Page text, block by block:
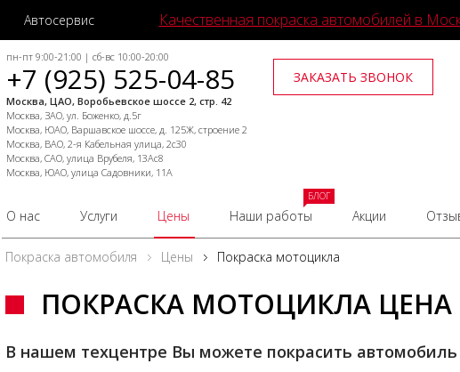
Автосервис Качественная покраска автомобилей в
пн-пт 9:00-21:00 | сб-вс 10:00-20:00
+7 (925) 525-04-85
Москва, ЦАО, Воробьевское шоссе 2, стр. 42
Москва, ЗАО, ул. Боженко, д.5г
Москва, ЮАО, Варшавское шоссе, д. 125Ж, строение 2
Москва, ВАО, 2-я Кабельная улица, 2с30
Москва, САО, улица Врубеля, 13Ас8
Москва, ЮАО, улица Садовники, 11А
ЗАКАЗАТЬ ЗВОНОК
О нас Услуги Цены Наши работы
БЛОГ
Акции
Покраска автомобиля Цены Покраска мотоцикла
ПОКРАСКА МОТОЦИКЛА ЦЕНА
В нашем техцентре Вы можете покрасить